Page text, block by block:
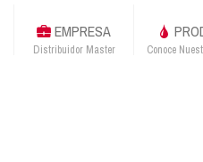
EMPRESA
Distribuidor Master Conoce